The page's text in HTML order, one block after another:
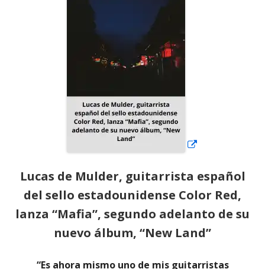
Lucas de Mulder, guitarrista español
del sello estadounidense Color Red,
lanza “Mafia”, segundo adelanto de su
nuevo álbum, “New Land”
“Es ahora mismo uno de mis guitarristas